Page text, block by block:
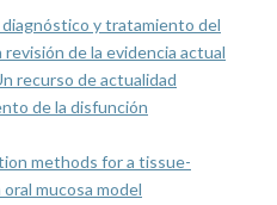
y tratamiento del
de la evidencia actual
recurso de actualidad
de la disfunción
methods for a tissue-
mucosa model